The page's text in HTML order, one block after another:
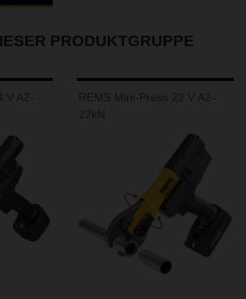
PRODUKTGRUPPE
V A2-
REMS Mini-Press 22 V A2-
22kN